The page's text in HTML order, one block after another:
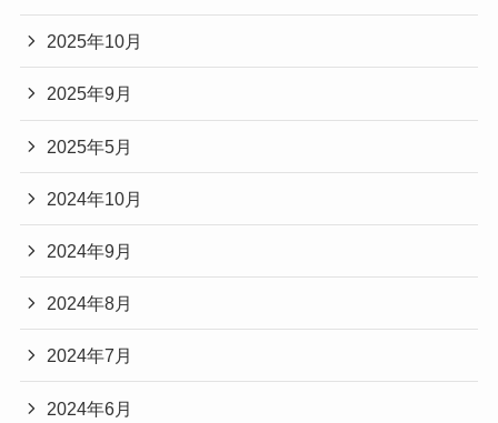
2025年10月
2025年9月
2025年5月
2024年10月
2024年9月
2024年8月
2024年7月
2024年6月